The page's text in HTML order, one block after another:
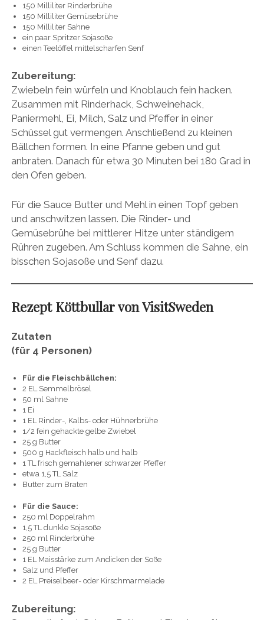
150 Milliliter Rinderbrühe
150 Milliliter Gemüsebrühe
150 Milliliter Sahne
ein paar Spritzer Sojasoße
einen Teelöffel mittelscharfen Senf
Zubereitung:
Zwiebeln fein würfeln und Knoblauch fein hacken.
Zusammen mit Rinderhack, Schweinehack,
Paniermehl, Ei, Milch, Salz und Pfeffer in einer
Schüssel gut vermengen. Anschließend zu kleinen
Bällchen formen. In eine Pfanne geben und gut
anbraten. Danach für etwa 30 Minuten bei 180 Grad in
den Ofen geben.
Für die Sauce Butter und Mehl in einen Topf geben
und anschwitzen lassen. Die Rinder- und
Gemüsebrühe bei mittlerer Hitze unter ständigem
Rühren zugeben. Am Schluss kommen die Sahne, ein
bisschen Sojasoße und Senf dazu.
Rezept Köttbullar von VisitSweden
Zutaten
(für 4 Personen)
Für die Fleischbällchen:
2 EL Semmelbrösel
50 ml Sahne
1 Ei
1 EL Rinder-, Kalbs- oder Hühnerbrühe
1/2 fein gehackte gelbe Zwiebel
25 g Butter
500 g Hackfleisch halb und halb
1 TL frisch gemahlener schwarzer Pfeffer
etwa 1,5 TL Salz
Butter zum Braten
Für die Sauce:
250 ml Doppelrahm
1,5 TL dunkle Sojasoße
250 ml Rinderbrühe
25 g Butter
1 EL Maisstärke zum Andicken der Soße
Salz und Pfeffer
2 EL Preiselbeer- oder Kirschmarmelade
Zubereitung: